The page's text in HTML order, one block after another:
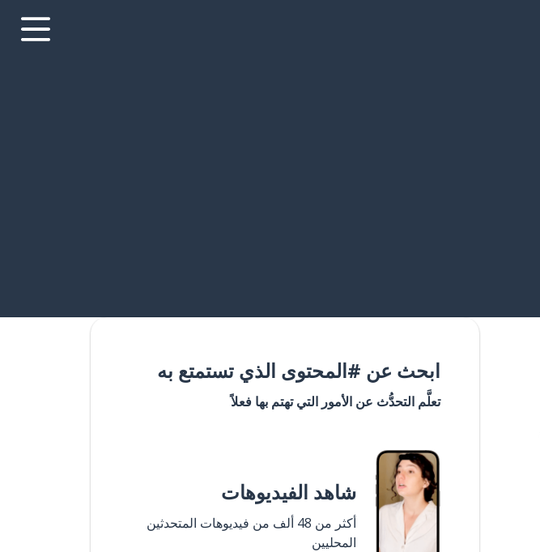
ابحث عن #المحتوى الذي تستمتع به
تعلَّم التحدُّث عن الأمور التي تهتم بها فعلاً
شاهد الفيديوهات
أكثر من 48 ألف من فيديوهات المتحدثين
المحليين